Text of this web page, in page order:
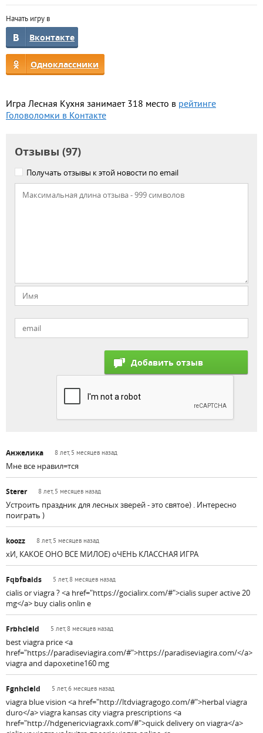
Начать игру в
Вконтакте
Одноклассники
Игра Лесная Кухня занимает 318 место в рейтинге
Головоломки в Контакте
Отзывы (97)
Получать отзывы к этой новости по email
Анжелика 8 лет, 5 месяцев назад
Мне все нравил=тся
Sterer 8 лет, 5 месяцев назад
Устроить праздник для лесных зверей - это святое) . Интересно
поиграть )
koozz 8 лет, 5 месяцев назад
хИ, КАКОЕ ОНО ВСЕ МИЛОЕ) оЧЕНЬ КЛАССНАЯ ИГРА
Fqbfbaids 5 лет, 8 месяцев назад
cialis or viagra ? <a href="https://gocialirx.com/#">cialis super active 20
mg</a> buy cialis onlin e
Frbhcleld 5 лет, 8 месяцев назад
best viagra price <a
href="https://paradiseviagira.com/#">https://paradiseviagira.com/</a>
viagra and dapoxetine160 mg
Fgnhcleld 5 лет, 6 месяцев назад
viagra blue vision <a href="http://ltdviagragogo.com/#">herbal viagra
duro</a> viagra kansas city viagra prescriptions <a
href="http://hdgenericviagraxk.com/#">quick delivery on viagra</a>